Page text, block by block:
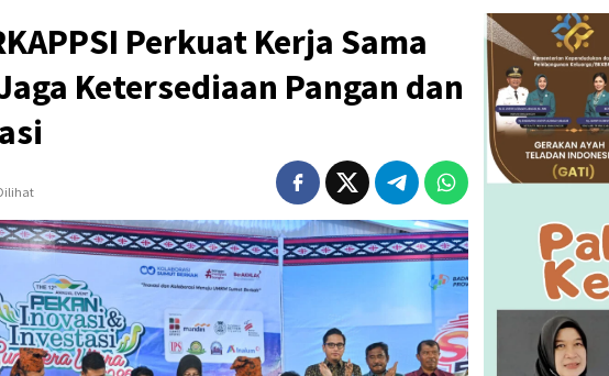
Perkuat Kerja Sama
Ketersediaan Pangan dan